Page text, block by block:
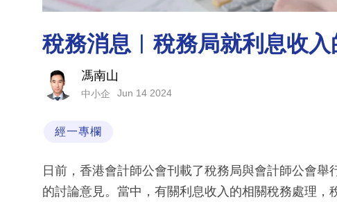
稅務消息︳稅務局就利息收入
馮南山
中小企 Jun 14 2024
經一專欄
日前，香港會計師公會刊載了稅務局與會計師公會
的討論意見。當中，有關利息收入的相關稅務處理，